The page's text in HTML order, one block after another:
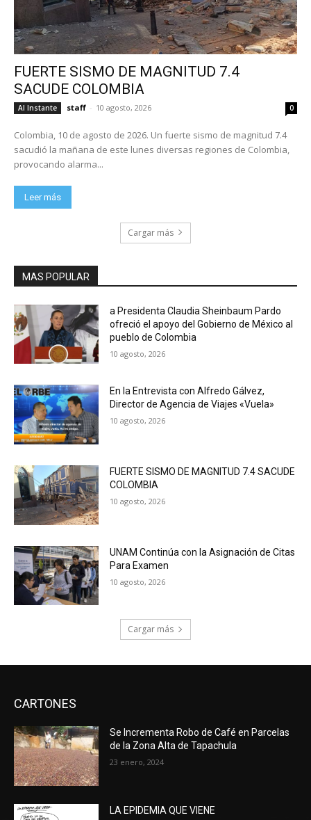
FUERTE SISMO DE MAGNITUD 7.4
SACUDE COLOMBIA
Al Instante staff - 10 agosto, 2026 0
Colombia, 10 de agosto de 2026. Un fuerte sismo de magnitud 7.4
sacudió la mañana de este lunes diversas regiones de Colombia,
provocando alarma...
Leer más
Cargar más
MAS POPULAR
a Presidenta Claudia Sheinbaum Pardo
ofreció el apoyo del Gobierno de México al
pueblo de Colombia
10 agosto, 2026
En la Entrevista con Alfredo Gálvez,
Director de Agencia de Viajes «Vuela»
10 agosto, 2026
FUERTE SISMO DE MAGNITUD 7.4 SACUDE
COLOMBIA
10 agosto, 2026
UNAM Continúa con la Asignación de Citas
Para Examen
10 agosto, 2026
Cargar más
CARTONES
Se Incrementa Robo de Café en Parcelas
de la Zona Alta de Tapachula
23 enero, 2024
LA EPIDEMIA QUE VIENE